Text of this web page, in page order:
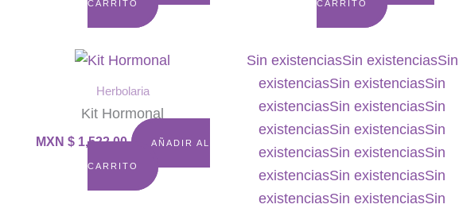
CARRITO CARRITO
Herbolaria
Kit Hormonal
MXN $1,522.00 AÑADIR AL
CARRITO
Sin existenciasSin existenciasSin
existenciasSin existenciasSin
existenciasSin existenciasSin
existenciasSin existenciasSin
existenciasSin existenciasSin
existenciasSin existenciasSin
existenciasSin existenciasSin